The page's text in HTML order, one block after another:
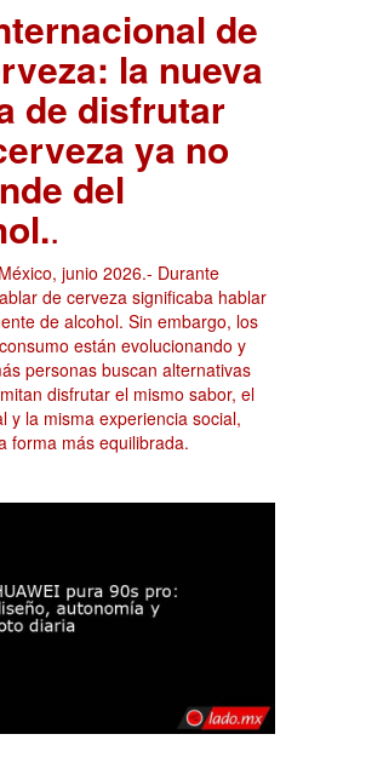
de
la nueva
de disfrutar
ya no
del
.
junio 2026.- Durante
de cerveza significaba hablar
de alcohol. Sin embargo, los
están evolucionando y
personas buscan alternativas
disfrutar el mismo sabor, el
y la misma experiencia social,
forma más equilibrada.